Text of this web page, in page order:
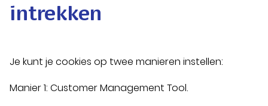
intrekken
Je kunt je cookies op twee manieren instellen:
Manier 1: Customer Management Tool.